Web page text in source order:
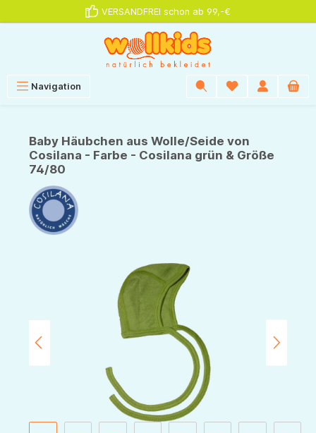
VERSANDFREI schon ab 99,-€
Navigation
Baby Häubchen aus Wolle/Seide von
Cosilana - Farbe - Cosilana grün & Größe
74/80
Bildergalerie überspringen